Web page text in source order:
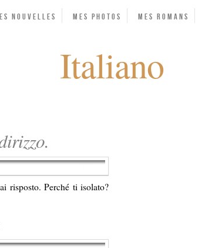
Nouvelles Mes photos Mes Romans
Italiano
risposto. Perché ti isolato?